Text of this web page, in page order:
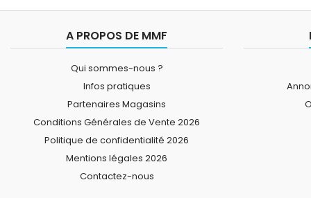
A PROPOS DE MMF
Qui sommes-nous ?
Infos pratiques
Partenaires Magasins
Conditions Générales de Vente 2026
Politique de confidentialité 2026
Mentions légales 2026
Contactez-nous